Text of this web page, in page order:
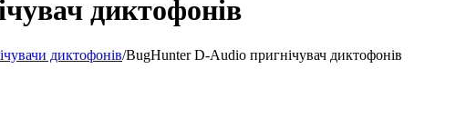
диктофонів
диктофонів/BugHunter D-Audio пригнічувач диктофонів